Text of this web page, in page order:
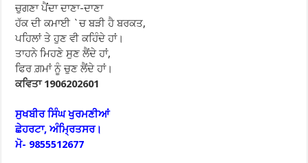
ਚੁਗਣਾ ਪੈਂਂਦਾ ਦਾਣਾ-ਦਾਣਾ
ਹੱਕ ਦੀ ਕਮਾਈ `ਚ ਬੜੀ ਹੈ ਬਰਕਤ,
ਪਹਿਲਾਂ ਤੇ ਹੁਣ ਵੀ ਕਹਿੰਦੇ ਹਾਂ।
ਤਾਹਨੇ ਮਿਹਣੇ ਸੁਣ ਲੈਂਦੇ ਹਾਂ,
ਫਿਰ ਗ਼ਮਾਂ ਨੂੰ ਚੁਣ ਲੈਂਦੇ ਹਾਂ।
ਕਵਿਤਾ 1906202601
ਸੁਖਬੀਰ ਸਿੰਘ ਖੁਰਮਣੀਆਂ
ਛੇਹਰਟਾ, ਅੰਮ੍ਰਿਤਸਰ।
ਮੋ- 9855512677